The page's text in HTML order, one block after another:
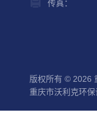
传真：
版权所有 © 2026
重庆市沃利克环